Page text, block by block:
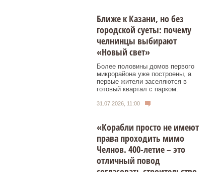
Ближе к Казани, но без
городской суеты: почему
челнинцы выбирают
«Новый свет»
Более половины домов первого
микрорайона уже построены, а
первые жители заселяются в
готовый квартал с парком.
31.07.2026, 11:00
«Корабли просто не имеют
права проходить мимо
Челнов. 400-летие – это
отличный повод